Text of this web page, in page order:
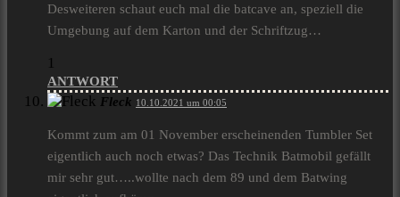
Desweiteren schaut euch mal die batcave an, speziell die
Umgebung auf dem Karton und der Schriftzug…
1
ANTWORT
Fleck 10.10.2021 um 00:05
Kommt zum am 01 November erscheinenden Tumbler Set
eigentlich auch noch etwas? Das Technik Batmobil gefällt
mir sehr gut…..wollte nach dem 89 und dem Batwing